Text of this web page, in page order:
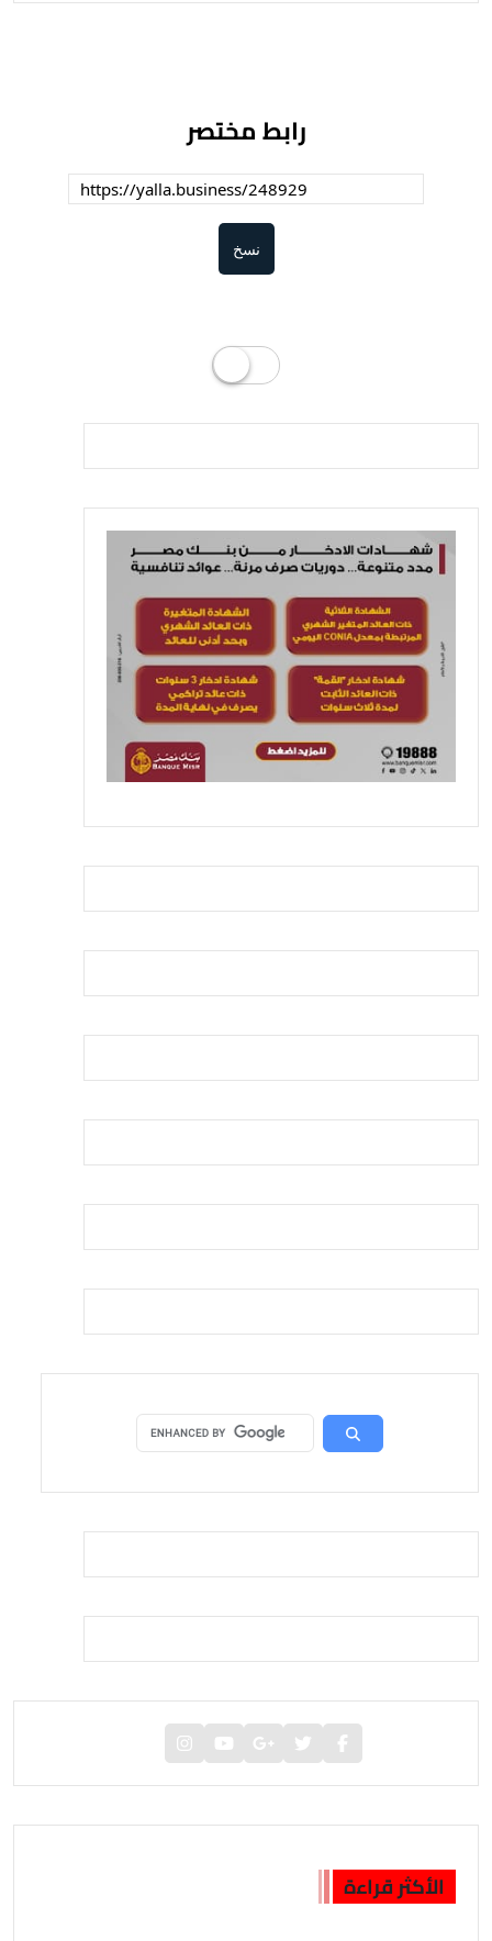
رابط مختصر
نسخ
الأكثر قراءة